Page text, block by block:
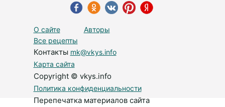
О сайте
Авторы
Все рецепты
Контакты mk@vkys.info
Карта сайта
Copyright © vkys.info
Политика конфиденциальности
Перепечатка материалов сайта